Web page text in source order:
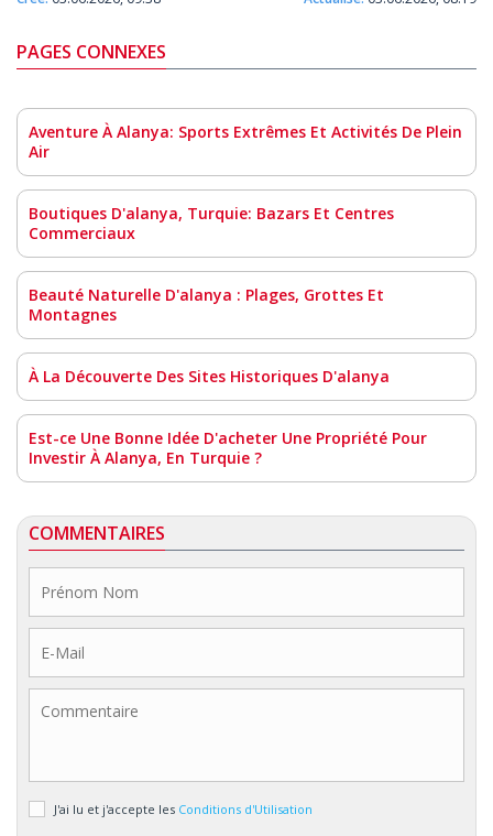
PAGES CONNEXES
Aventure À Alanya: Sports Extrêmes Et Activités De Plein
Air
Boutiques D'alanya, Turquie: Bazars Et Centres
Commerciaux
Beauté Naturelle D'alanya : Plages, Grottes Et
Montagnes
À La Découverte Des Sites Historiques D'alanya
Est-ce Une Bonne Idée D'acheter Une Propriété Pour
Investir À Alanya, En Turquie ?
COMMENTAIRES
J'ai lu et j'accepte les Conditions d'Utilisation